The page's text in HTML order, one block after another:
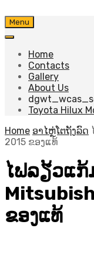
Skip
to
Menu
Home
Contacts
Gallery
About Us
Toyota Hilux
Home ອາໄຫຼ່ໂຕຖັງລົດ
2015 ຂອງແທ້
ໄຟລຽ້ວແກ້
ຂອງແທ້